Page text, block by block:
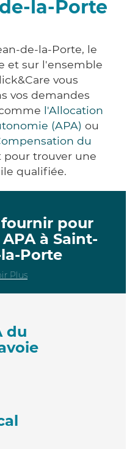
la-Porte
de-la-Porte, le
et sur l'ensemble
vous
vos demandes
l'Allocation
(APA) ou
du
pour trouver une
qualifiée.
fournir pour
à Saint-
Porte
Plus
du